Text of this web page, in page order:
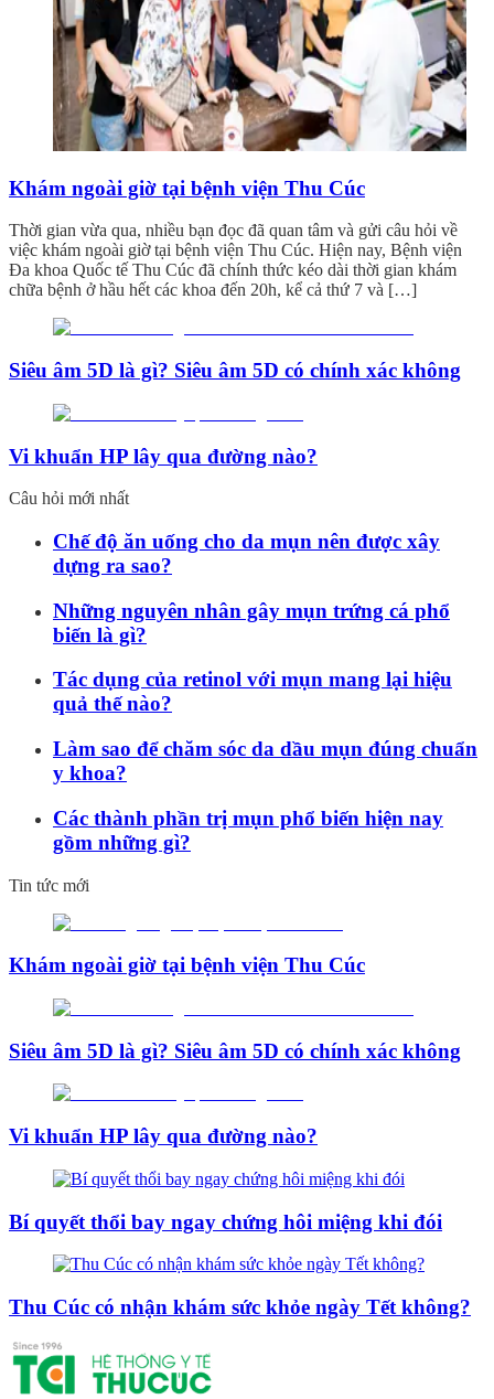
Khám ngoài giờ tại bệnh viện Thu Cúc
Thời gian vừa qua, nhiều bạn đọc đã quan tâm và gửi câu hỏi về
việc khám ngoài giờ tại bệnh viện Thu Cúc. Hiện nay, Bệnh viện
Đa khoa Quốc tế Thu Cúc đã chính thức kéo dài thời gian khám
chữa bệnh ở hầu hết các khoa đến 20h, kể cả thứ 7 và […]
Siêu âm 5D là gì? Siêu âm 5D có chính xác không
Vi khuẩn HP lây qua đường nào?
Câu hỏi mới nhất
Chế độ ăn uống cho da mụn nên được xây
dựng ra sao?
Những nguyên nhân gây mụn trứng cá phổ
biến là gì?
Tác dụng của retinol với mụn mang lại hiệu
quả thế nào?
Làm sao để chăm sóc da dầu mụn đúng chuẩn
y khoa?
Các thành phần trị mụn phổ biến hiện nay
gồm những gì?
Tin tức mới
Khám ngoài giờ tại bệnh viện Thu Cúc
Siêu âm 5D là gì? Siêu âm 5D có chính xác không
Vi khuẩn HP lây qua đường nào?
Bí quyết thổi bay ngay chứng hôi miệng khi đói
Thu Cúc có nhận khám sức khỏe ngày Tết không?